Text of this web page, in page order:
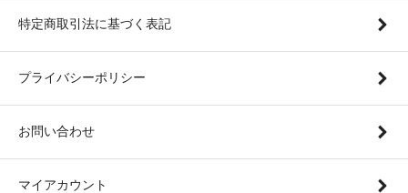
特定商取引法に基づく表記
プライバシーポリシー
お問い合わせ
マイアカウント